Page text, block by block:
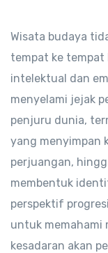
Wisata budaya
tempat ke tempat
intelektual dan
menyelami jejak
penjuru dunia,
yang menyimpan
perjuangan,
membentuk
perspektif
untuk memahami
kesadaran akan